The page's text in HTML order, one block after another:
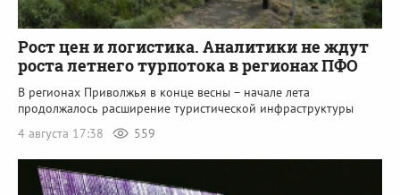
Рост цен и логистика. Аналитики не ждут
роста летнего турпотока в регионах ПФО
В регионах Приволжья в конце весны – начале лета
продолжалось расширение туристической инфраструктуры
4 августа 17:38
559